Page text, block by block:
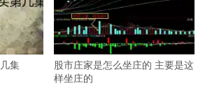
集
股市庄家是怎么坐庄的 主要是这
样坐庄的